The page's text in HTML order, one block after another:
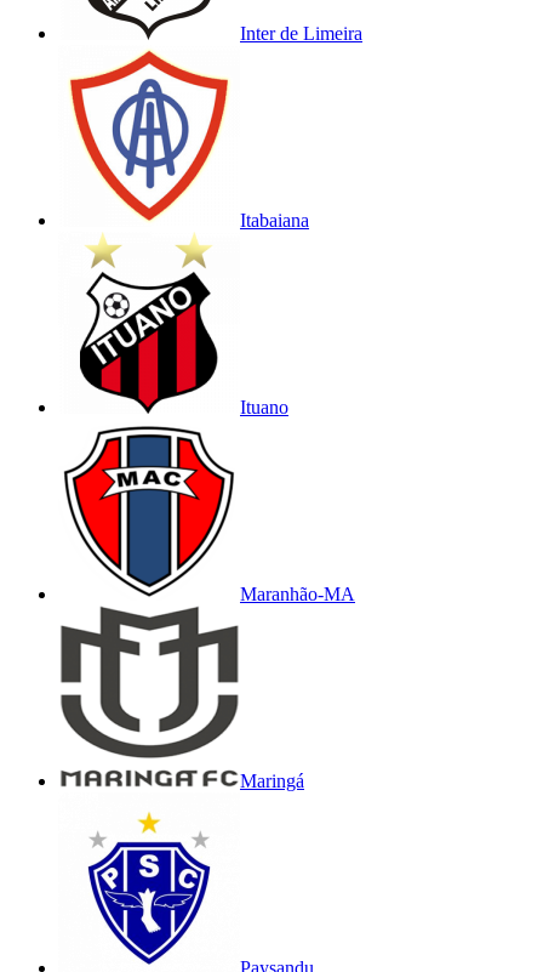
Inter de Limeira
Itabaiana
Ituano
Maranhão-MA
Maringá
Paysandu